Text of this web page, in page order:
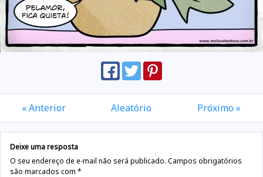
« Anterior Aleatório Próximo »
Deixe uma resposta
O seu endereço de e-mail não será publicado. Campos obrigatórios
são marcados com *